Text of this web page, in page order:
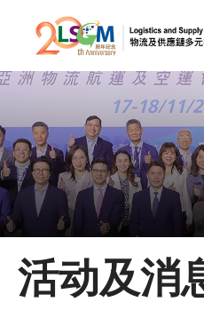
跳到内容（按
A
主页
关于LSCM
活动及消